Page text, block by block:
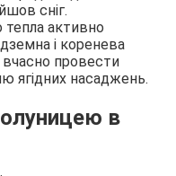
сніг.
активно
і коренева
провести
ягідних насаджень.
в